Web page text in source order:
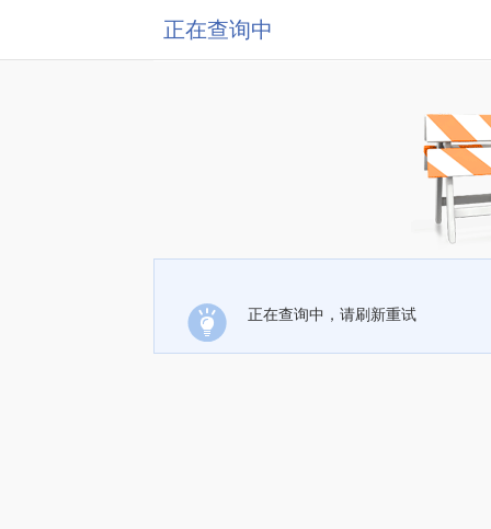
正在查询中
正在查询中，请刷新重试